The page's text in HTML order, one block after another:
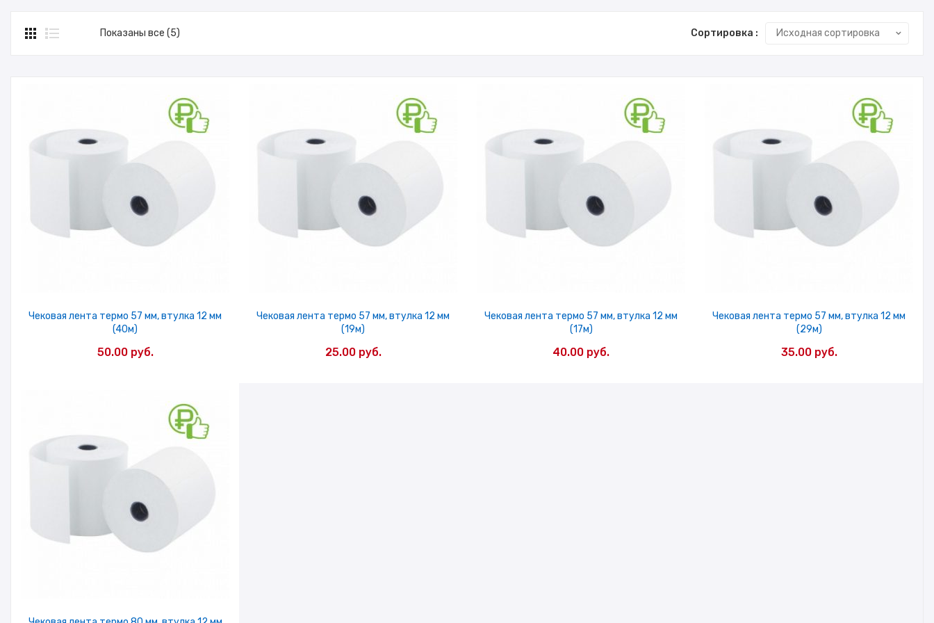
Показаны все (5) Сортировка : Исходная сортировка
Чековая лента термо 57 мм, втулка 12 мм
(40м)
50.00 руб.
Чековая лента термо 57 мм, втулка 12 мм
(19м)
25.00 руб.
Чековая лента термо 57 мм, втулка 12 мм
(17м)
40.00 руб.
Чековая лента термо 57 мм, втулка 12 мм
(29м)
35.00 руб.